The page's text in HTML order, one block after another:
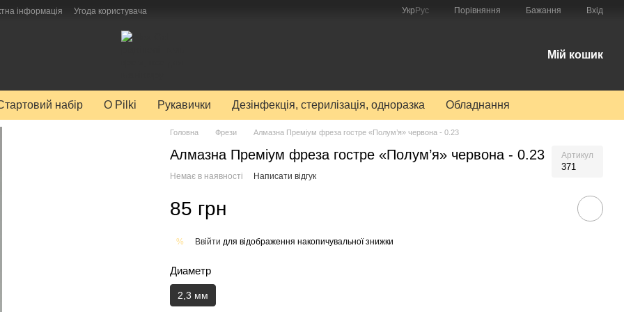
інформація Угода користувача Укр Рус Порівняння Бажання Вхід
Мій кошик
набір O Pilki Рукавички Дезінфекція, стерилізація, одноразка Обладнання
Головна Фрези Алмазна Преміум фреза гостре «Полум’я» червона - 0.23
Алмазна Преміум фреза гостре «Полум’я» червона - 0.23 Артикул
371
Немає в наявності Написати відгук
85 грн
% Ввійти для відображення накопичувальної знижки
Диаметр
2,3 мм